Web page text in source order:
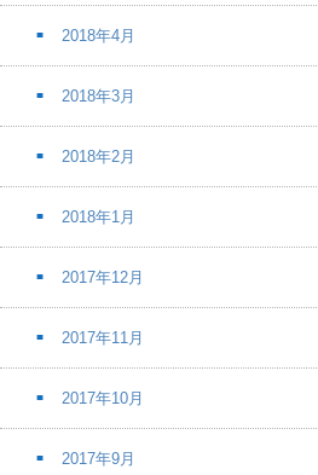
2018年4月
2018年3月
2018年2月
2018年1月
2017年12月
2017年11月
2017年10月
2017年9月